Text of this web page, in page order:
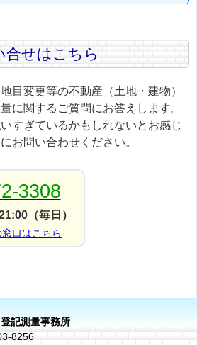
合せはこちら
目変更等の不動産（土地・建物）
に関するご質問にお答えします。
すぎているかもしれないとお感じ
お問い合わせください。
3308
（毎日）
口はこちら
記測量事務所
8256